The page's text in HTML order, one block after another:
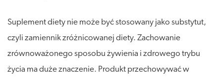
Suplement diety nie może być stosowany jako substytut,
czyli zamiennik zróżnicowanej diety. Zachowanie
zrównoważonego sposobu żywienia i zdrowego trybu
życia ma duże znaczenie. Produkt przechowywać w